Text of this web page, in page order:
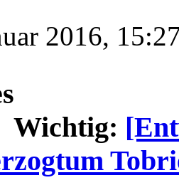
2016,
Wichtig: